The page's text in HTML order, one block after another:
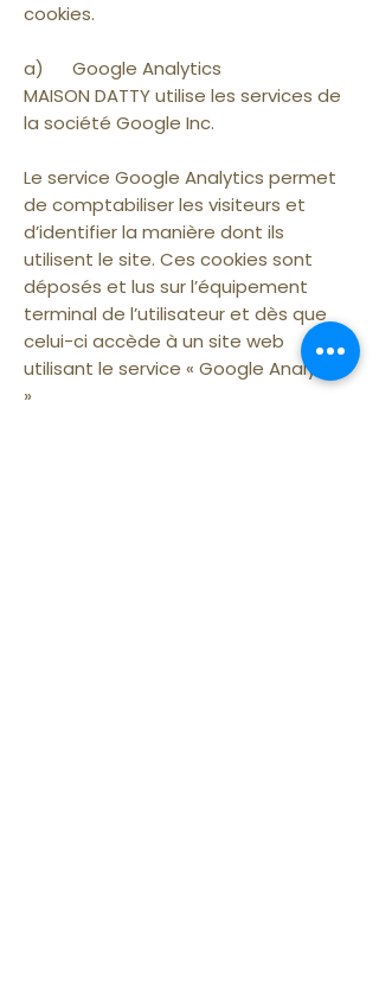
cookies.
a) Google Analytics
MAISON DATTY utilise les services de
la société Google Inc.
Le service Google Analytics permet
de comptabiliser les visiteurs et
d’identifier la manière dont ils
utilisent le site. Ces cookies sont
déposés et lus sur l’équipement
terminal de l’utilisateur et dès que
celui-ci accède à un site web
utilisant le service « Google Analytics
».